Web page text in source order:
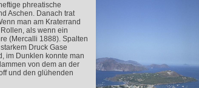
phreatische
Aschen. Danach trat
man am Kraterrand
als wenn ein
(Mercalli 1888). Spalten
Druck Gase
im Dunklen konnte man
von dem an der
und den glühenden